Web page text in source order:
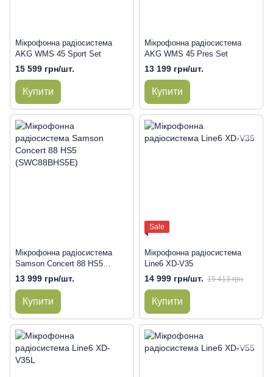
Мікрофонна радіосистема
AKG WMS 45 Sport Set
15 599 грн/шт.
Купити
Мікрофонна радіосистема
AKG WMS 45 Pres Set
13 199 грн/шт.
Купити
Мікрофонна радіосистема
Samson Concert 88 HS5
(SWC88BHS5E)
13 999 грн/шт.
Купити
Sale
Мікрофонна радіосистема
Line6 XD-V35
14 999 грн/шт. 15 413 грн
Купити